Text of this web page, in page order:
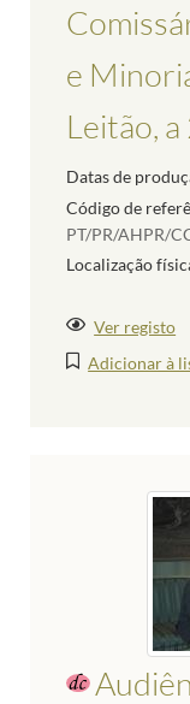
e
Leitão,
Datas de
Código de
PT/PR/AHPR/
Localização
Ver registo
Adicionar à